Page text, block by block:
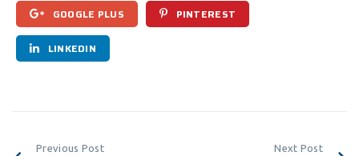
GOOGLE PLUS PINTEREST
LINKEDIN
Previous Post Next Post